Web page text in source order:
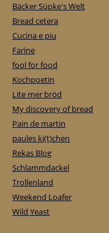
Bäcker Süpke's Welt
Bread cetera
Cucina e piu
Farine
fool for food
Kochpoetin
Lite mer bröd
My discovery of bread
Pain de martin
paules ki(t)chen
Rekas Blog
Schlammdackel
Trollenland
Weekend Loafer
Wild Yeast